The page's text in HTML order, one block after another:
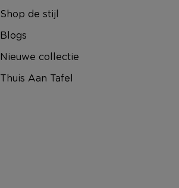
Shop de stijl
Blogs
Nieuwe collectie
Thuis Aan Tafel